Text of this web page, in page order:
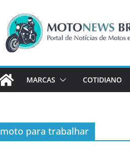
MARCAS COTIDIANO
moto para trabalhar